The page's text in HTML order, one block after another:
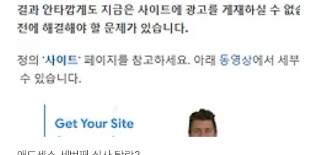
못할 수도 있다는 것이다. 확실하지는 않다. 어디서는 이런 것이 없어도 잘..